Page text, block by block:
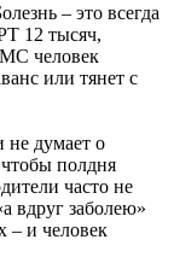
– это всегда
12 тысяч,
человек
или тянет с
не думает о
полдня
часто не
вдруг заболею»
– и человек